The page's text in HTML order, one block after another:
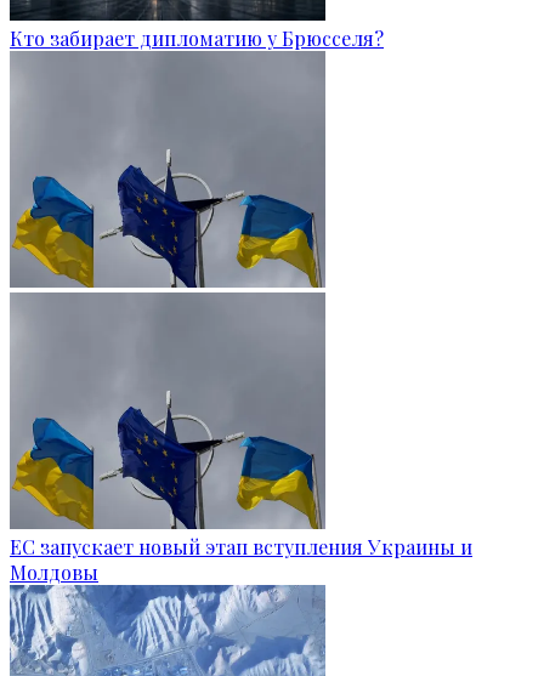
Кто забирает дипломатию у Брюсселя?
ЕС запускает новый этап вступления Украины и
Молдовы